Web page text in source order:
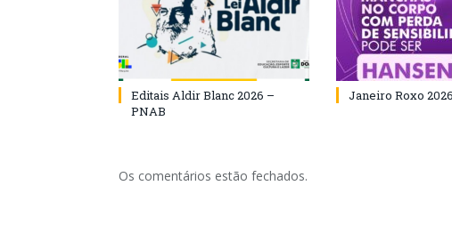
Editais Aldir Blanc 2026 –
PNAB
Janeiro Roxo 2026
Os comentários estão fechados.